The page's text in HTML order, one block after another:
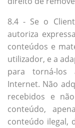
8.4 - Se o
autoriza
conteúdos e
utilizador, e a
para torná-los
Internet. Não
recebidos e
conteúdo,
conteúdo ilegal,